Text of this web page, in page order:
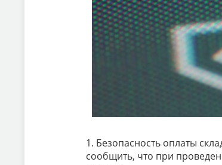
1. Безопасность оплаты
сообщить, что при